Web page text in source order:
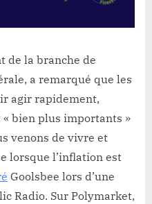
de la branche de
a remarqué que les
agir rapidement,
bien plus importants »
venons de vivre et
lorsque l’inflation est
Goolsbee lors d’une
Radio. Sur Polymarket,